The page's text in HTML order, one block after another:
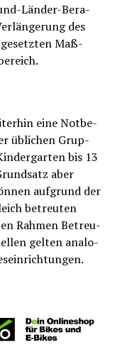
Län­der-Bera­
des
Maß­
eine Not­be­
übli­chen Grup­
bis 13
aber
auf­grund der
betreu­ten
Rah­men Betreu­
gel­ten ana­lo­